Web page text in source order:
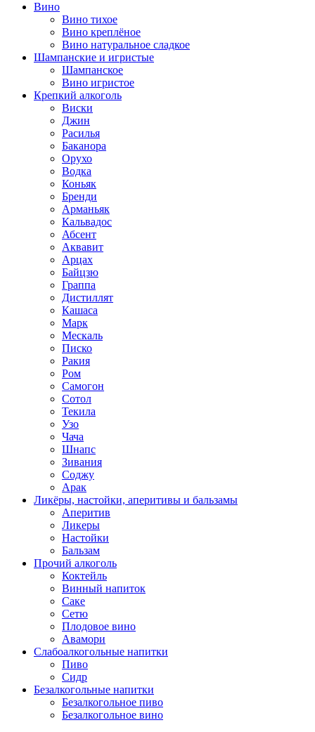
Вино
Вино тихое
Вино креплёное
Вино натуральное сладкое
Шампанские и игристые
Шампанское
Вино игристое
Крепкий алкоголь
Виски
Джин
Расилья
Баканора
Орухо
Водка
Коньяк
Бренди
Арманьяк
Кальвадос
Абсент
Аквавит
Арцах
Байцзю
Граппа
Дистиллят
Кашаса
Марк
Мескаль
Писко
Ракия
Ром
Самогон
Сотол
Текила
Узо
Чача
Шнапс
Зивания
Соджу
Арак
Ликёры, настойки, аперитивы и бальзамы
Аперитив
Ликеры
Настойки
Бальзам
Прочий алкоголь
Коктейль
Винный напиток
Саке
Сетю
Плодовое вино
Авамори
Слабоалкогольные напитки
Пиво
Сидр
Безалкогольные напитки
Безалкогольное пиво
Безалкогольное вино